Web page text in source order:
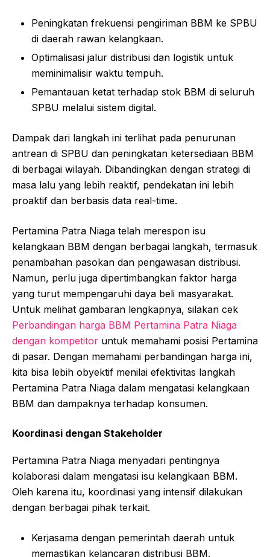
Peningkatan frekuensi pengiriman BBM ke SPBU
di daerah rawan kelangkaan.
Optimalisasi jalur distribusi dan logistik untuk
meminimalisir waktu tempuh.
Pemantauan ketat terhadap stok BBM di seluruh
SPBU melalui sistem digital.
Dampak dari langkah ini terlihat pada penurunan
antrean di SPBU dan peningkatan ketersediaan BBM
di berbagai wilayah. Dibandingkan dengan strategi di
masa lalu yang lebih reaktif, pendekatan ini lebih
proaktif dan berbasis data real-time.
Pertamina Patra Niaga telah merespon isu
kelangkaan BBM dengan berbagai langkah, termasuk
penambahan pasokan dan pengawasan distribusi.
Namun, perlu juga dipertimbangkan faktor harga
yang turut mempengaruhi daya beli masyarakat.
Untuk melihat gambaran lengkapnya, silakan cek
Perbandingan harga BBM Pertamina Patra Niaga
dengan kompetitor untuk memahami posisi Pertamina
di pasar. Dengan memahami perbandingan harga ini,
kita bisa lebih obyektif menilai efektivitas langkah
Pertamina Patra Niaga dalam mengatasi kelangkaan
BBM dan dampaknya terhadap konsumen.
Koordinasi dengan Stakeholder
Pertamina Patra Niaga menyadari pentingnya
kolaborasi dalam mengatasi isu kelangkaan BBM.
Oleh karena itu, koordinasi yang intensif dilakukan
dengan berbagai pihak terkait.
Kerjasama dengan pemerintah daerah untuk
memastikan kelancaran distribusi BBM.